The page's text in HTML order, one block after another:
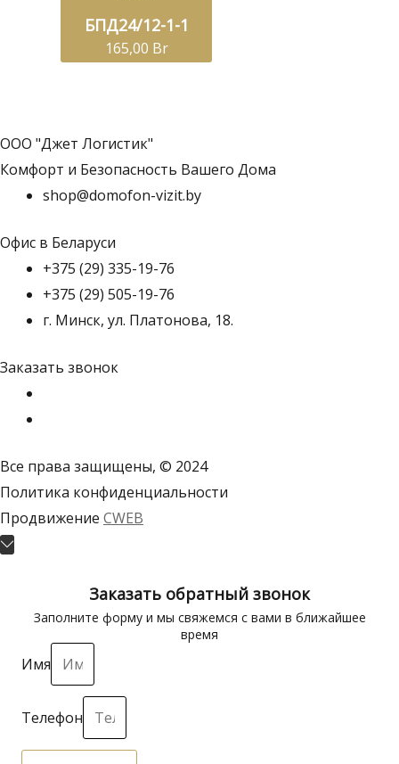
БПД24/12-1-1
165,00 Br
ООО "Джет Логистик"
Комфорт и Безопасность Вашего Дома
shop@domofon-vizit.by
Офис в Беларуси
+375 (29) 335-19-76
+375 (29) 505-19-76
г. Минск, ул. Платонова, 18.
Заказать звонок
Все права защищены, © 2024
Политика конфиденциальности
Продвижение CWEB
Пролистать
Заказать обратный звонок
Заполните форму и мы свяжемся с вами в ближайшее
время
Имя
Телефон